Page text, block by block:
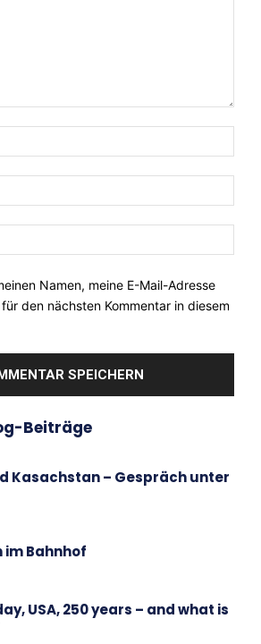
Namen, meine E-Mail-Adresse
den nächsten Kommentar in diesem
Beiträge
Kasachstan – Gespräch unter
Bahnhof
USA, 250 years – and what is